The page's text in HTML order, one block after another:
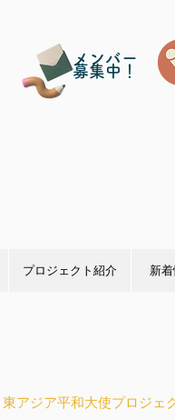
メンバー
募集中！
プロジェクト紹介 新
東アジア平和大使プロジェ